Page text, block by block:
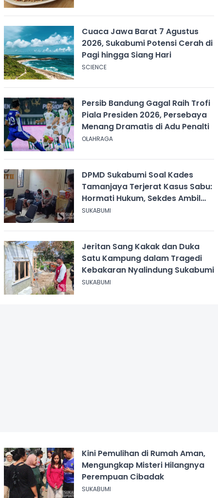
Cuaca Jawa Barat 7 Agustus
2026, Sukabumi Potensi Cerah di
Pagi hingga Siang Hari
SCIENCE
Persib Bandung Gagal Raih Trofi
Piala Presiden 2026, Persebaya
Menang Dramatis di Adu Penalti
OLAHRAGA
DPMD Sukabumi Soal Kades
Tamanjaya Terjerat Kasus Sabu:
Hormati Hukum, Sekdes Ambil
Alih Pelayanan
SUKABUMI
Jeritan Sang Kakak dan Duka
Satu Kampung dalam Tragedi
Kebakaran Nyalindung Sukabumi
SUKABUMI
Kini Pemulihan di Rumah Aman,
Mengungkap Misteri Hilangnya
Perempuan Cibadak
SUKABUMI